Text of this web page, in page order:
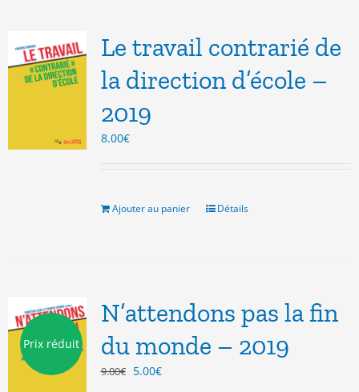
Le travail contrarié de
la direction d’école –
2019
8.00€
Ajouter au panier Détails
Prix réduit
N’attendons pas la fin
du monde – 2019
9.00€ Le
5.00€Le